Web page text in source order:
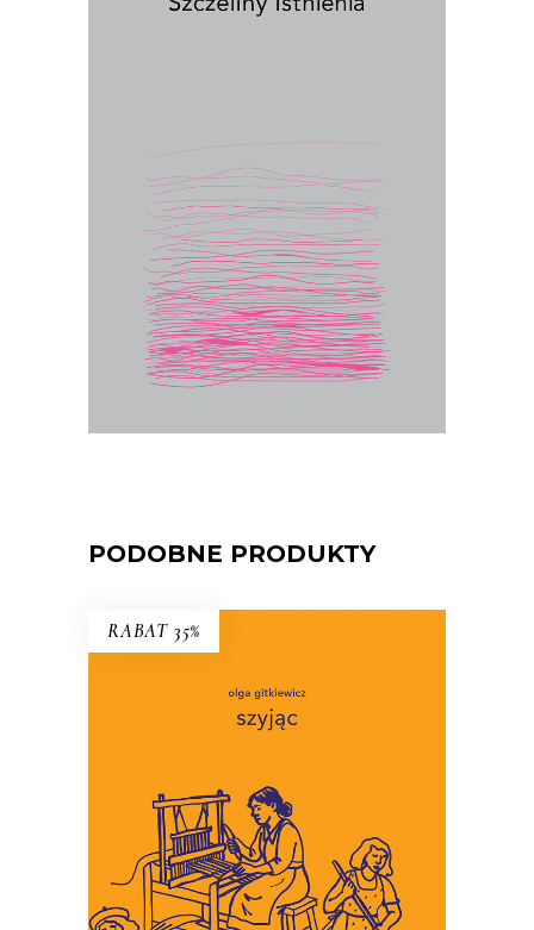
Brach-Czainy. Wydany po raz pierwszy
w 1992 roku esej był wielkim
wydarzeniem literackim. Zyskał miano
książki kultowej, „biblii feminizmu”.
35.00zł 17.50zł
PODOBNE PRODUKTY
RABAT 35%
To miniaturowe eseje o
codzienności, w której wymagamy
coraz więcej troski, i w której
martwić się jest łatwiej niż
troszczyć.